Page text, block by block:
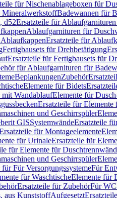
für Nischenablageboxen für
MineralwerkstoffBadewannen für
d52Ersatzteile für
Ablaufgarnituren für
AblaufkappenErsatzteile für
Fertigbausets für Drehbetätigung
Ersatzteile für Fertigbausets für
für Ablaufgarnituren für
BeplankungenZubehör
Elemente für Bidets
WandablaufElemente für
Ersatzteile für Elemente
und Geschirrspüler
GISSystemwändeErsatzteile
für Montageelemente
für UrinaleErsatzteile für
für Elemente für
und Geschirrspüler
für Für VersorgungssystemeFür
für WaschtischeElemente für
Ersatzteile für ZubehörFür
aus KunststoffAufgesetzt